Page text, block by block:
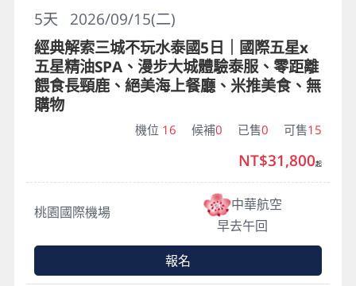
2026/09/15(二)
5天
經典解索三城不玩水泰國5日｜國際五星x
五星精油SPA、漫步大城體驗泰服、零距離
餵食長頸鹿、絕美海上餐廳、米推美食、無
購物
機位 16 候補0 已售0 可售15
桃園國際機場
中華航空
早去午回
NT$31,800起
報名